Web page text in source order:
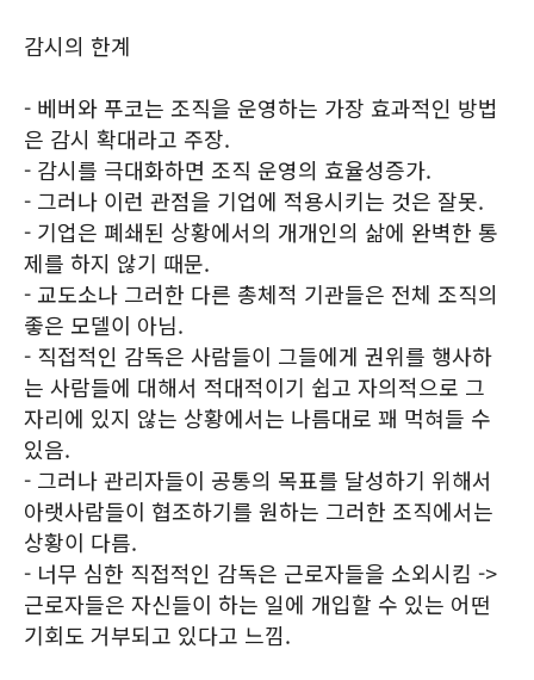
감시의 한계
- 베버와 푸코는 조직을 운영하는 가장 효과적인 방법
은 감시 확대라고 주장.
- 감시를 극대화하면 조직 운영의 효율성증가.
- 그러나 이런 관점을 기업에 적용시키는 것은 잘못.
- 기업은 폐쇄된 상황에서의 개개인의 삶에 완벽한 통
제를 하지 않기 때문.
- 교도소나 그러한 다른 총체적 기관들은 전체 조직의
좋은 모델이 아님.
- 직접적인 감독은 사람들이 그들에게 권위를 행사하
는 사람들에 대해서 적대적이기 쉽고 자의적으로 그
자리에 있지 않는 상황에서는 나름대로 꽤 먹혀들 수
있음.
- 그러나 관리자들이 공통의 목표를 달성하기 위해서
아랫사람들이 협조하기를 원하는 그러한 조직에서는
상황이 다름.
- 너무 심한 직접적인 감독은 근로자들을 소외시킴 ->
근로자들은 자신들이 하는 일에 개입할 수 있는 어떤
기회도 거부되고 있다고 느낌.